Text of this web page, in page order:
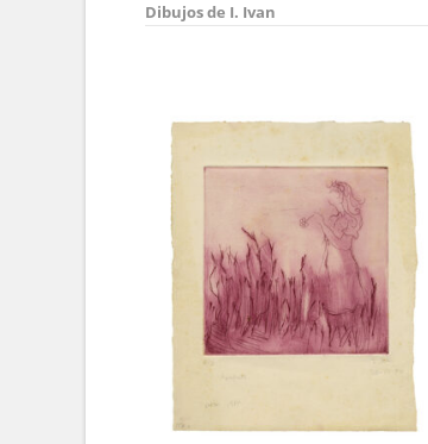
Dibujos de I. Ivan